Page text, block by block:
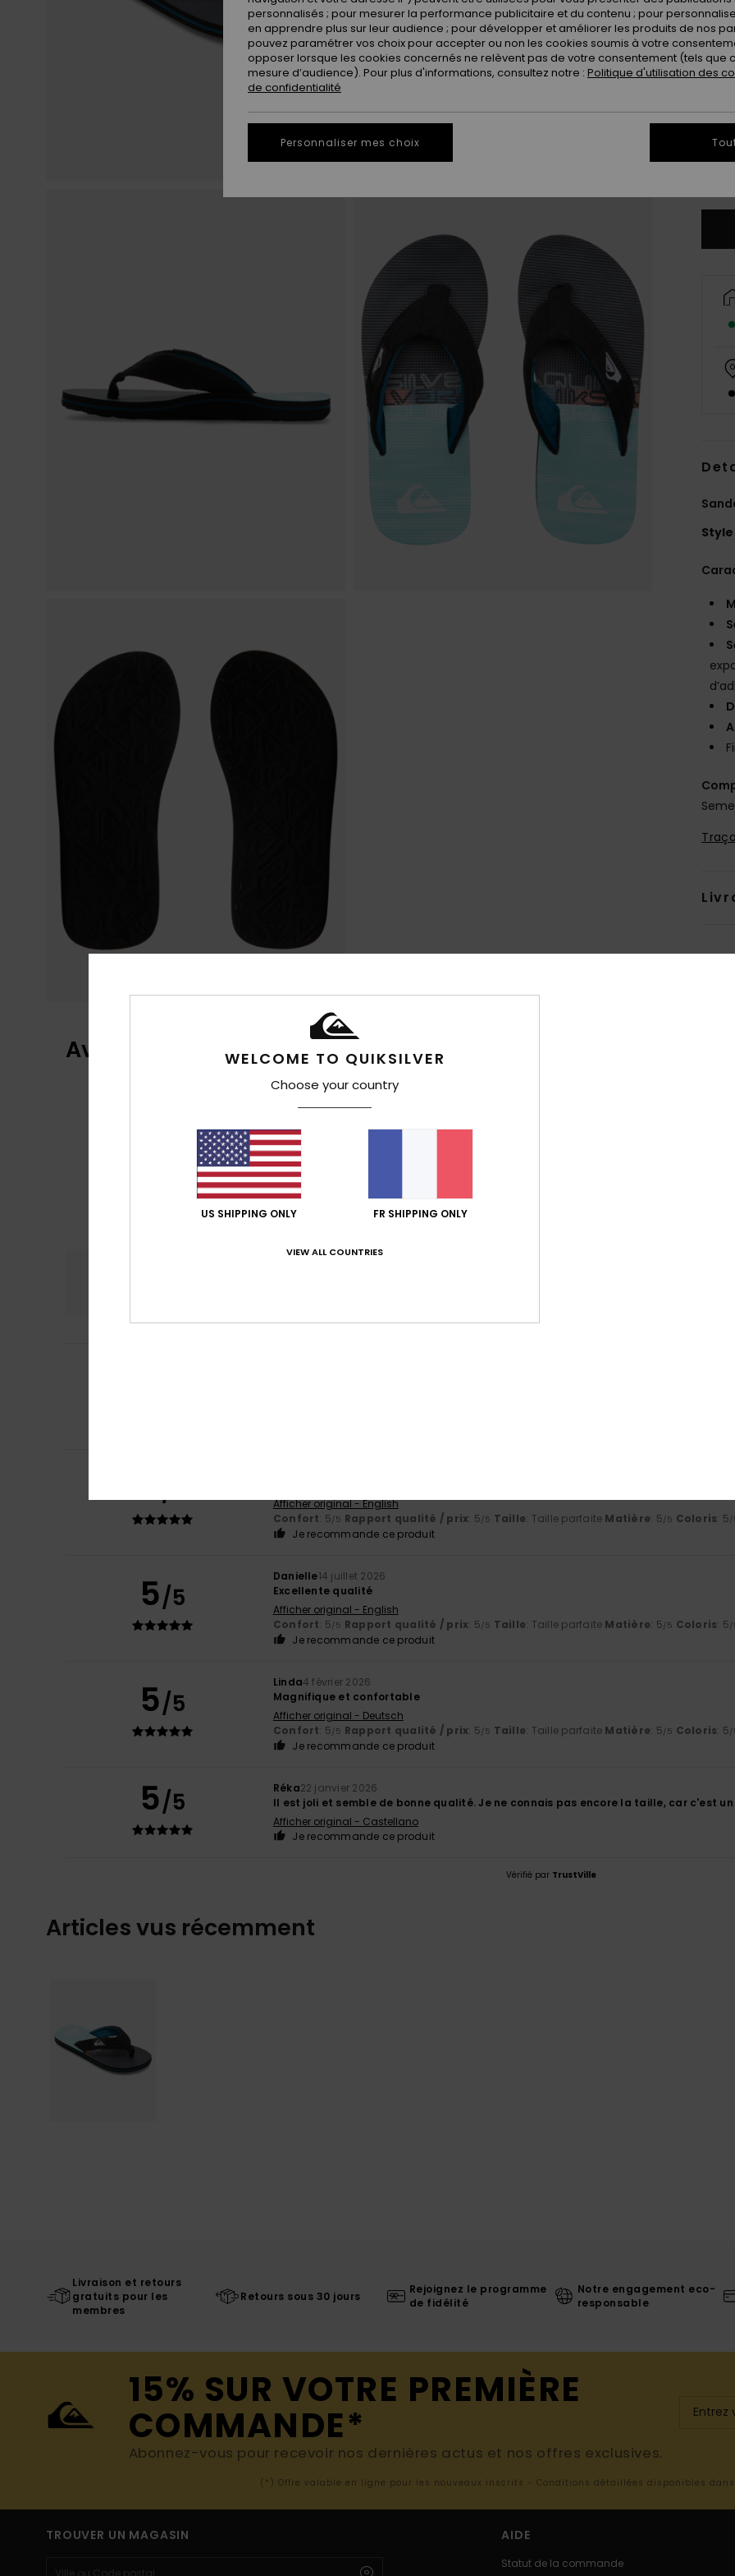
34
Style
Avis clients
basé sur
5
Afficher original - English
Confort: 5 /5 Rapport qualité / prix: 5 /5 Taille: Taille parfaite Matière: 5 /5 Coloris: 5 /
Je recommande ce produit
5/5
Danielle14 juillet 2026
Excellente qualité
Afficher original - English
Confort: 5 /5 Rapport qualité / prix: 5 /5 Taille: Taille parfaite Matière: 5 /5 Coloris: 5 /
Je recommande ce produit
5/5
Linda4 février 2026
Magnifique et confortable
Afficher original - Deutsch
Confort: 5 /5 Rapport qualité / prix: 5 /5 Taille: Taille parfaite Matière: 5 /5 Coloris: 5 /
Je recommande ce produit
5/5 Réka22 janvier 2026
Il est joli et semble de bonne qualité. Je ne connais pas encore la taille, car c'est
Afficher original - Castellano
Je recommande ce produit
Vérifié par TrustVille
Articles vus récemment
Livraison et retours
gratuits pour les
membres
Retours sous 30 jours
Rejoignez le programme
de fidélité
Notre engagement eco-
responsable
15% SUR VOTRE PREMIÈRE
COMMANDE*
Abonnez-vous pour recevoir nos dernières actus et nos offres exclusives.
(*) Offre valable en ligne pour les nouveaux inscrits - Conditions détaillées disponibles
TROUVER UN MAGASIN AIDE
Statut de la commande
WELCOME TO QUIKSILVER
Choose your country
US SHIPPING ONLY FR SHIPPING ONLY
VIEW ALL COUNTRIES
personnalisés ; pour mesurer la performance publicitaire et du contenu ; pour
en apprendre plus sur leur audience ; pour développer et améliorer les produits de nos
pouvez paramétrer vos choix pour accepter ou non les cookies soumis à votre
opposer lorsque les cookies concernés ne relèvent pas de votre consentement (tels que
mesure d’audience). Pour plus d'informations, consultez notre : Politique d'utilisation des
de confidentialité
Personnaliser mes choix